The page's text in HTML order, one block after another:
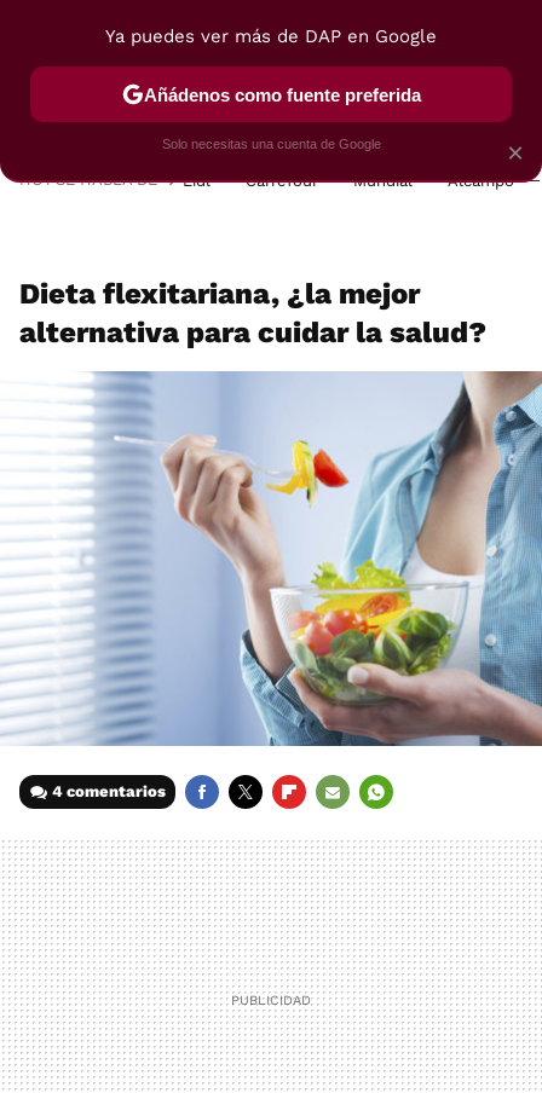
POSTRES VIAJES SELECCIÓN VEGUI
HOY SE HABLA DE Lidl Carrefour Mundial Alcampo
Dieta flexitariana, ¿la mejor
alternativa para cuidar la salud?
4 comentarios
MAIL
×
Ya puedes ver más de DAP en Google
Añádenos como fuente preferida
Solo necesitas una cuenta de Google